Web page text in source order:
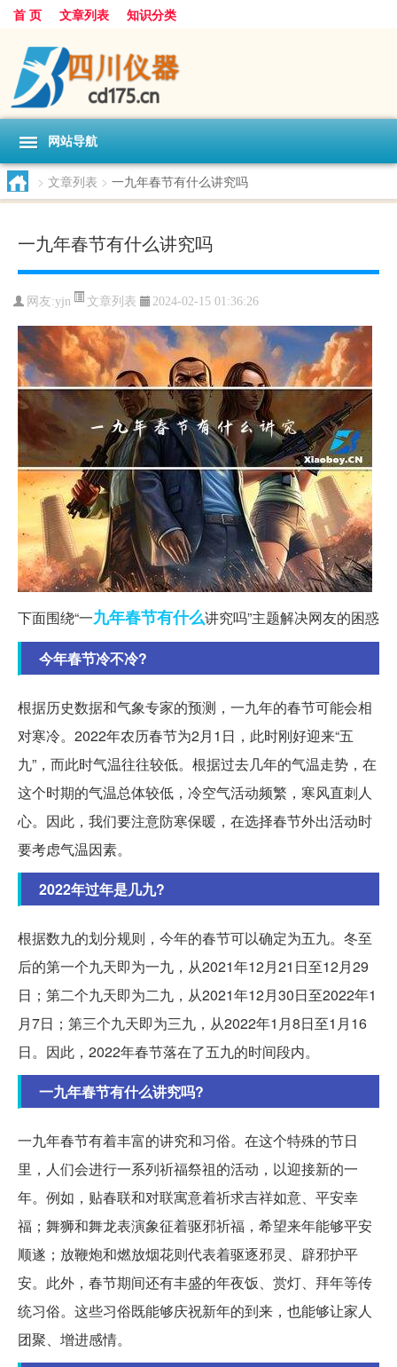
首 页 文章列表 知识分类
网站导航
> 文章列表 > 一九年春节有什么讲究吗
一九年春节有什么讲究吗
网友:yjn 文章列表 2024-02-15 01:36:26
下面围绕“一九年春节有什么讲究吗”主题解决网友的困惑
今年春节冷不冷?
根据历史数据和气象专家的预测，一九年的春节可能会相
对寒冷。2022年农历春节为2月1日，此时刚好迎来“五
九”，而此时气温往往较低。根据过去几年的气温走势，在
这个时期的气温总体较低，冷空气活动频繁，寒风直刺人
心。因此，我们要注意防寒保暖，在选择春节外出活动时
要考虑气温因素。
2022年过年是几九?
根据数九的划分规则，今年的春节可以确定为五九。冬至
后的第一个九天即为一九，从2021年12月21日至12月29
日；第二个九天即为二九，从2021年12月30日至2022年1
月7日；第三个九天即为三九，从2022年1月8日至1月16
日。因此，2022年春节落在了五九的时间段内。
一九年春节有什么讲究吗?
一九年春节有着丰富的讲究和习俗。在这个特殊的节日
里，人们会进行一系列祈福祭祖的活动，以迎接新的一
年。例如，贴春联和对联寓意着祈求吉祥如意、平安幸
福；舞狮和舞龙表演象征着驱邪祈福，希望来年能够平安
顺遂；放鞭炮和燃放烟花则代表着驱逐邪灵、辟邪护平
安。此外，春节期间还有丰盛的年夜饭、赏灯、拜年等传
统习俗。这些习俗既能够庆祝新年的到来，也能够让家人
团聚、增进感情。